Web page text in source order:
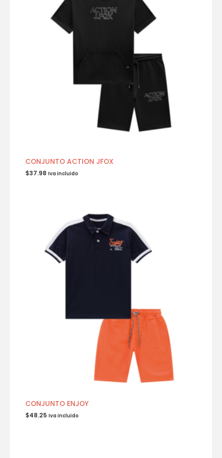
CONJUNTO ACTION JFOX
$37.98 Iva incluido
CONJUNTO ENJOY
$48.25 Iva incluido